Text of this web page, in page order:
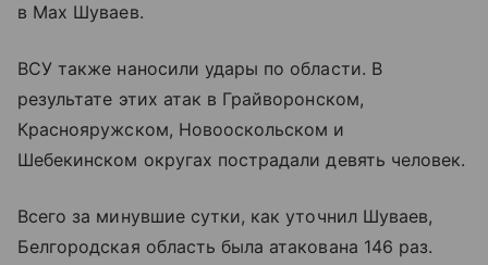
в Max Шуваев.
ВСУ также наносили удары по области. В
результате этих атак в Грайворонском,
Краснояружском, Новооскольском и
Шебекинском округах пострадали девять человек.
Всего за минувшие сутки, как уточнил Шуваев,
Белгородская область была атакована 146 раз.